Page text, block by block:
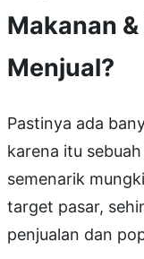
Makanan
Menjual?
Pastinya ada
karena itu
semenarik
target pasar,
penjualan dan